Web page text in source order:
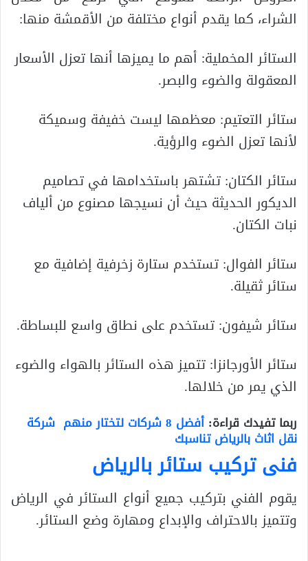
الشراء، كما يقدم أنواع مختلفة من الأقمشة منها:
الستائر المخملية: أهم ما يميزها أنها تعزل الأسعار
المعقولة والضوء والبصر.
ستائر التعتيم: معظمها ليست خفيفة وسميكة
لأنها تعزل الضوء والرؤية.
ستائر الكتان: تشتهر باستخدامها في تصاميم
الديكور الحديثة حيث أن نسيجها مصنوع من ألياف
نبات الكتان.
ستائر الفوال: تستخدم ستارة زخرفية إضافية مع
ستائر ثقيلة.
ستائر شيفون: تستخدم على نطاق واسع للبساطة.
ستائر الأورجانزا: تتميز هذه الستائر بالهواء والضوء
الذي يمر من خلالها.
ربما تفيدك قراءة: أفضل 8 شركات لتختار منهم شركة
نقل اثاث بالرياض تناسبك
فنى تركيب ستائر بالرياض
يقوم الفني بتركيب جميع أنواع الستائر في الرياض
وتتميز بالاحتراف والإبداع ومهارة وضع الستائر.